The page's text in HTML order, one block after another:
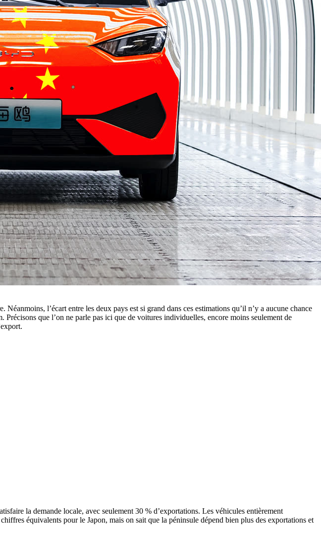
l’écart entre les deux pays est si grand dans ces estimations qu’il n’y a aucune chance
que l’on ne parle pas ici que de voitures individuelles, encore moins seulement de
la demande locale, avec seulement 30 % d’exportations. Les véhicules entièrement
équivalents pour le Japon, mais on sait que la péninsule dépend bien plus des exportations et